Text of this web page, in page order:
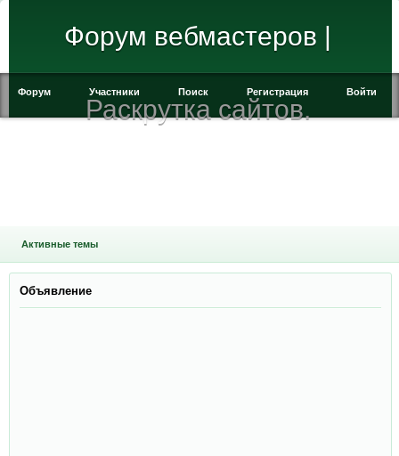
Форум вебмастеров |
Раскрутка сайтов.
Форум Участники Поиск Регистрация Войти
Активные темы
Объявление